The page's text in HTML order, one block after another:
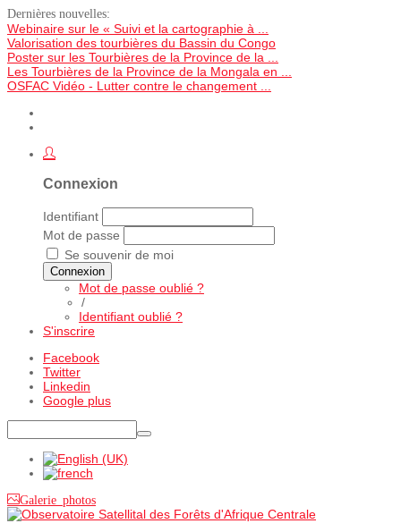
Dernières nouvelles:
Webinaire sur le « Suivi et la cartographie à ...
Valorisation des tourbières du Bassin du Congo
Poster sur les Tourbières de la Province de la ...
Les Tourbières de la Province de la Mongala en ...
OSFAC Vidéo - Lutter contre le changement ...
Connexion
Identifiant
Mot de passe
Se souvenir de moi
Connexion
Mot de passe oublié ?
/
Identifiant oublié ?
S'inscrire
Facebook
Twitter
Linkedin
Google plus
Galerie photos